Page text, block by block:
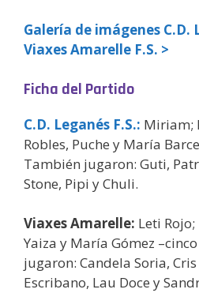
Galería de imágenes C.D.
Viaxes Amarelle F.S. >
Ficha del Partido
C.D. Leganés F.S.: Miriam;
Robles, Puche y María
También jugaron: Guti,
Stone, Pipi y Chuli.
Viaxes Amarelle: Leti
Yaiza y María Gómez
jugaron: Candela Soria,
Escribano, Lau Doce y